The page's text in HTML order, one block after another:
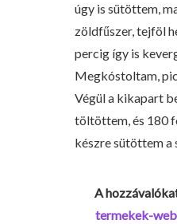
úgy is sütöttem,
zöldfűszer, tejföl
percig így is
Megkóstoltam,
Végül a kikapart
töltöttem, és 180
készre sütöttem a
A
termekek-